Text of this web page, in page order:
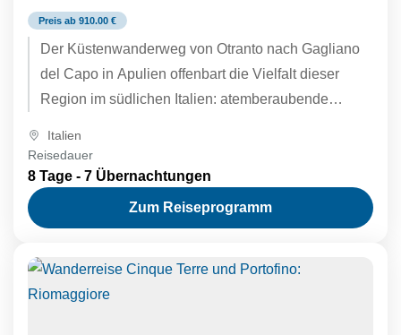
Preis ab 910.00 €
Der Küstenwanderweg von Otranto nach Gagliano
del Capo in Apulien offenbart die Vielfalt dieser
Region im südlichen Italien: atemberaubende
unberührte Natur...
Italien
Reisedauer
8 Tage - 7 Übernachtungen
Zum Reiseprogramm